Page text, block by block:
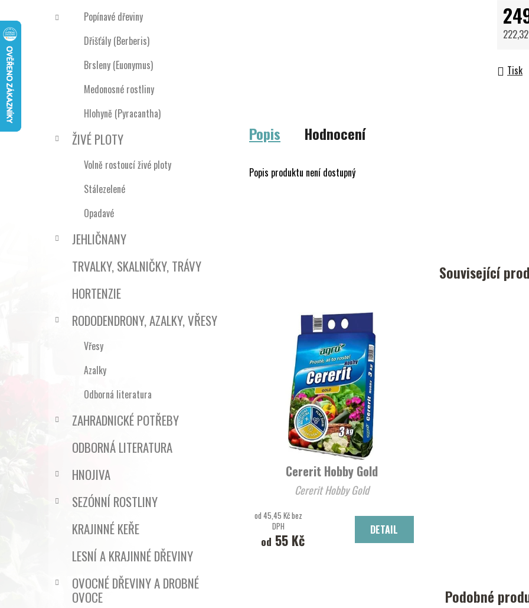
Popínavé dřeviny
Dřišťály (Berberis)
Brsleny (Euonymus)
Medonosné rostliny
Hlohyně (Pyracantha)
ŽIVÉ PLOTY
Volně rostoucí živé ploty
Stálezelené
Opadavé
JEHLIČNANY
TRVALKY, SKALNIČKY, TRÁVY
HORTENZIE
RODODENDRONY, AZALKY, VŘESY
Vřesy
Azalky
Odborná literatura
ZAHRADNICKÉ POTŘEBY
ODBORNÁ LITERATURA
HNOJIVA
SEZÓNNÍ ROSTLINY
KRAJINNÉ KEŘE
LESNÍ A KRAJINNÉ DŘEVINY
OVOCNÉ DŘEVINY A DROBNÉ
OVOCE
Tisk
Popis Hodnocení
Popis produktu není dostupný
Související
Cererit Hobby Gold
Cererit Hobby Gold
od 45,45 Kč bez
DPH
od 55 Kč
DETAIL
Podobné